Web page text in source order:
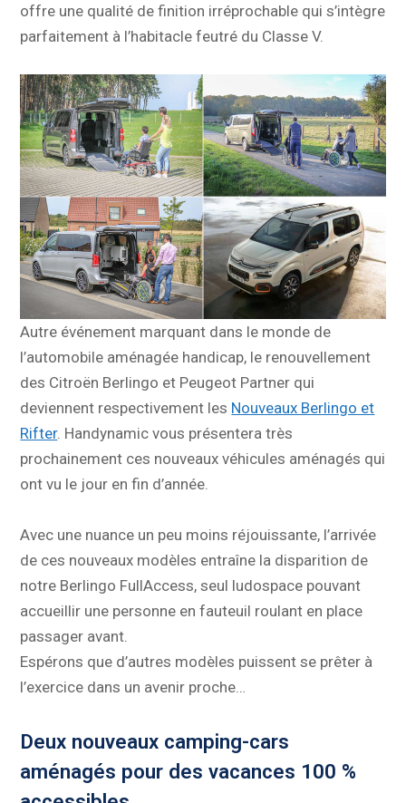
offre une qualité de finition irréprochable qui s’intègre
parfaitement à l’habitacle feutré du Classe V.
Autre événement marquant dans le monde de
l’automobile aménagée handicap, le renouvellement
des Citroën Berlingo et Peugeot Partner qui
deviennent respectivement les Nouveaux Berlingo et
Rifter. Handynamic vous présentera très
prochainement ces nouveaux véhicules aménagés qui
ont vu le jour en fin d’année.
Avec une nuance un peu moins réjouissante, l’arrivée
de ces nouveaux modèles entraîne la disparition de
notre Berlingo FullAccess, seul ludospace pouvant
accueillir une personne en fauteuil roulant en place
passager avant.
Espérons que d’autres modèles puissent se prêter à
l’exercice dans un avenir proche…
Deux nouveaux camping-cars
aménagés pour des vacances 100 %